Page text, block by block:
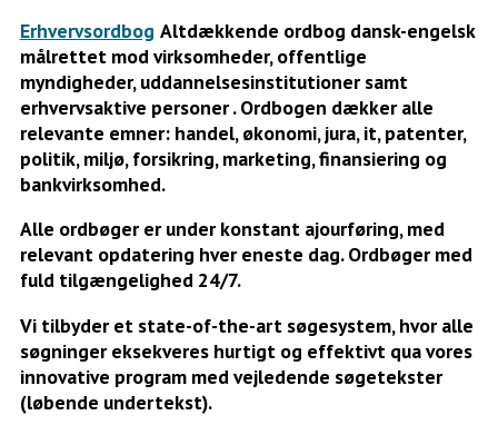
Erhvervsordbog Altdækkende ordbog dansk-engelsk
målrettet mod virksomheder, offentlige
myndigheder, uddannelsesinstitutioner samt
erhvervsaktive personer . Ordbogen dækker alle
relevante emner: handel, økonomi, jura, it, patenter,
politik, miljø, forsikring, marketing, finansiering og
bankvirksomhed.
Alle ordbøger er under konstant ajourføring, med
relevant opdatering hver eneste dag. Ordbøger med
fuld tilgængelighed 24/7.
Vi tilbyder et state-of-the-art søgesystem, hvor alle
søgninger eksekveres hurtigt og effektivt qua vores
innovative program med vejledende søgetekster
(løbende undertekst).